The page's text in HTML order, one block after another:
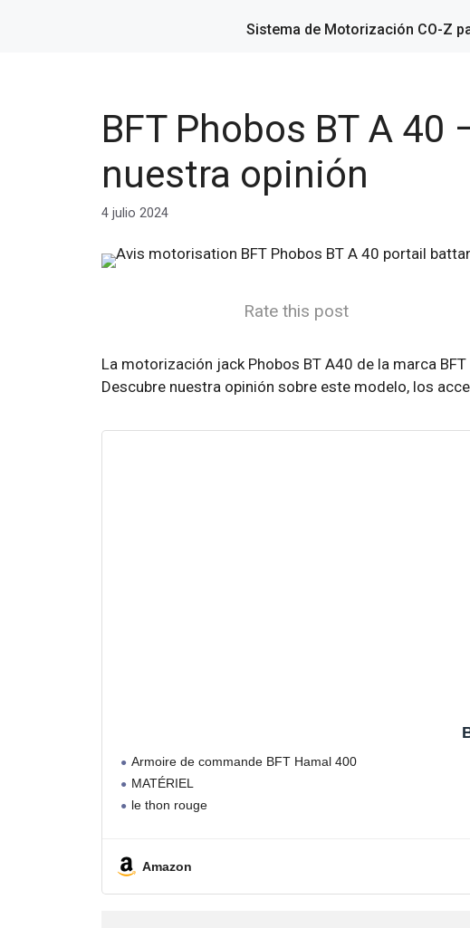
Sistema de Motorización CO-Z
BFT Phobos BT A
nuestra opinión
4 julio 2024
Rate this post
La motorización jack Phobos BT A40 de la marca
Descubre nuestra opinión sobre este modelo, los
Armoire de commande BFT Hamal 400
MATÉRIEL
le thon rouge
Amazon